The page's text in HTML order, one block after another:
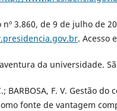
nº 3.860, de 9 de julho de
. Acesso
aventura da universidade.
BARBOSA, F. V. Gestão
fonte de vantagem